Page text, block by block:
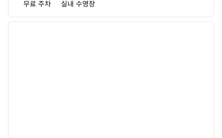
무료 주차 실내 수영장
1/11
1/11
다음